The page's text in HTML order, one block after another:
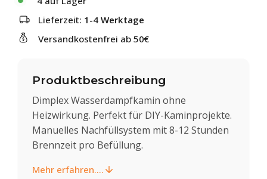
Lieferzeit: 1-4 Werktage
Versandkostenfrei ab 50€
Produktbeschreibung
Dimplex Wasserdampfkamin ohne
Heizwirkung. Perfekt für DIY-Kaminprojekte.
Manuelles Nachfüllsystem mit 8-12 Stunden
Brennzeit pro Befüllung.
Mehr erfahren....